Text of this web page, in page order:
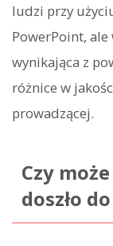
ludzi przy
PowerPoint, ale
wynikająca z
różnice w
prowadzącej.
Czy
doszło